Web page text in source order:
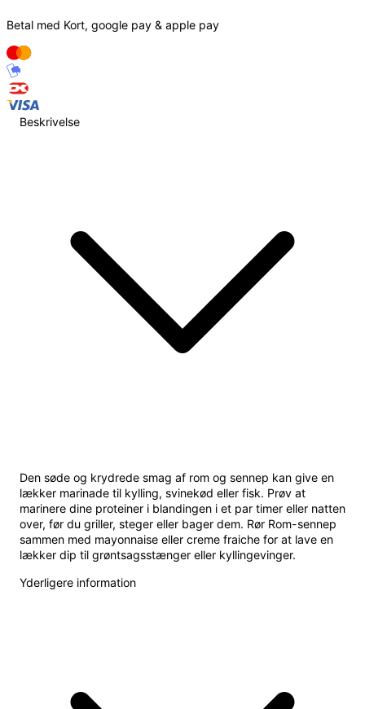
Betal med Kort, google pay & apple pay
Beskrivelse
Den søde og krydrede smag af rom og sennep kan give en
lækker marinade til kylling, svinekød eller fisk. Prøv at
marinere dine proteiner i blandingen i et par timer eller natten
over, før du griller, steger eller bager dem. Rør Rom-sennep
sammen med mayonnaise eller creme fraiche for at lave en
lækker dip til grøntsagsstænger eller kyllingevinger.
Yderligere information